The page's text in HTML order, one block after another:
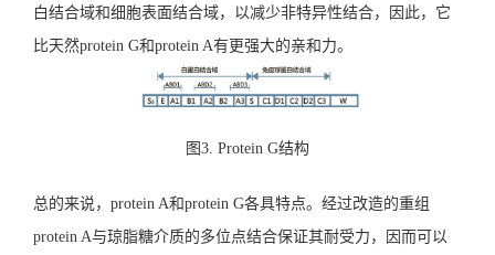
白结合域和细胞表面结合域，以减少非特异性结合，因此，它
比天然protein G和protein A有更强大的亲和力。
图3. Protein G结构
总的来说，protein A和protein G各具特点。经过改造的重组
protein A与琼脂糖介质的多位点结合保证其耐受力，因而可以